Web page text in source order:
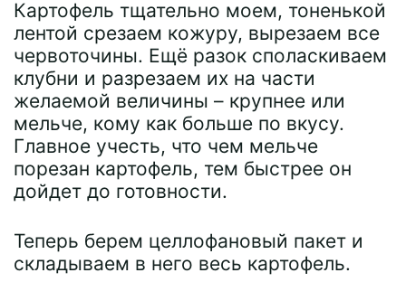
Картофель тщательно моем, тоненькой
лентой срезаем кожуру, вырезаем все
червоточины. Ещё разок споласкиваем
клубни и разрезаем их на части
желаемой величины – крупнее или
мельче, кому как больше по вкусу.
Главное учесть, что чем мельче
порезан картофель, тем быстрее он
дойдет до готовности.
Теперь берем целлофановый пакет и
складываем в него весь картофель.